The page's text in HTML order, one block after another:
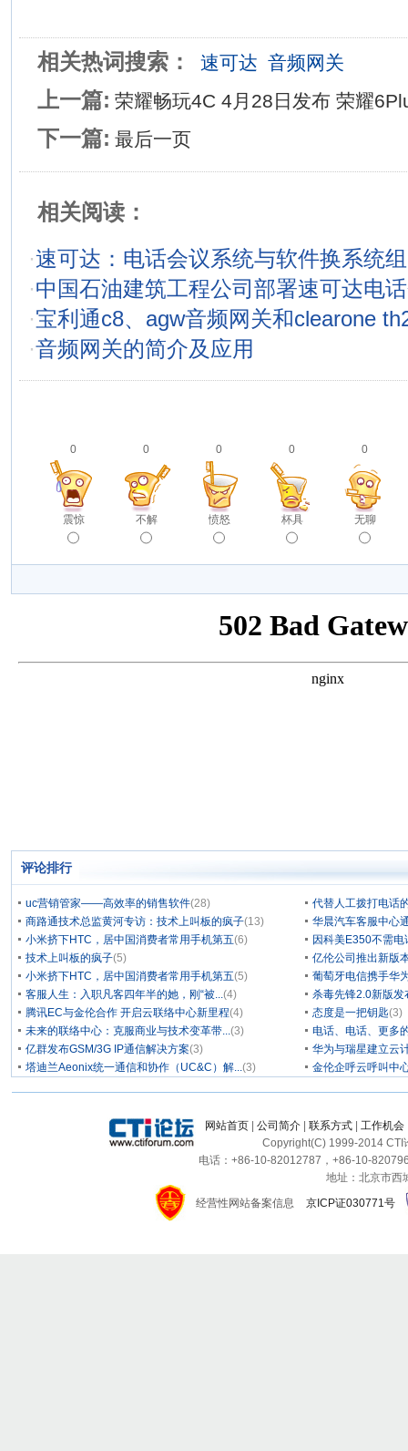
相关热词搜索： 速可达 音频网关
上一篇: 荣耀畅玩4C 4月28日发布 荣耀
下一篇: 最后一页
相关阅读：
·速可达：电话会议系统与软件换系统
·中国石油建筑工程公司部署速可达电
·宝利通c8、agw音频网关和clearone
·音频网关的简介及应用
0
震惊
0
不解
0
愤怒
0
杯具
0
无聊
评论排行
uc营销管家——高效率的销售软件(28)
代替人工拨打电话
商路通技术总监黄河专访：技术上叫板的疯子(13)
华晨汽车客服中心
小米挤下HTC，居中国消费者常用手机第五(6)
因科美E350不需
技术上叫板的疯子(5)
亿伦公司推出新版
小米挤下HTC，居中国消费者常用手机第五(5)
葡萄牙电信携手华
客服人生：入职凡客四年半的她，刚“被...(4)
杀毒先锋2.0新版发
腾讯EC与金伦合作 开启云联络中心新里程(4) 态度是一把钥匙(3)
未来的联络中心：克服商业与技术变革带...(3)
电话、电话、更多
亿群发布GSM/3G IP通信解决方案(3)
华为与瑞星建立云
塔迪兰Aeonix统一通信和协作（UC&C）解...(3) 金伦企呼云呼叫中
网站首页 公司简介 联系方式 工作机会
Copyright(C) 1999-2014 CTI
电话：+86-10-82012787，+86-10-
地址：北京市西
经营性网站备案信息
京ICP证030771号